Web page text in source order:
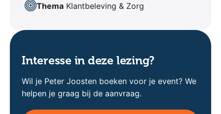
Thema Klantbeleving & Zorg
Interesse in deze lezing?
Wil je Peter Joosten boeken voor je event? We
helpen je graag bij de aanvraag.